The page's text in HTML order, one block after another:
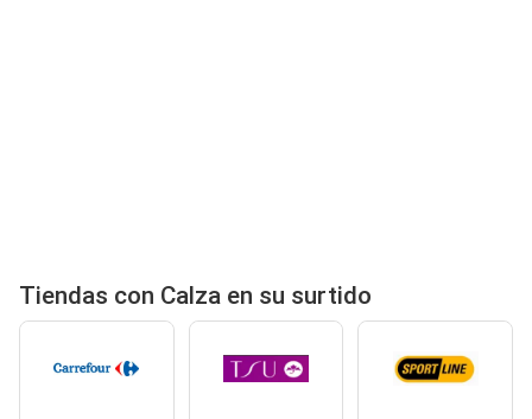
Tiendas con Calza en su surtido